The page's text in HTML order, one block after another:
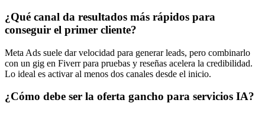
¿Qué canal da resultados más rápidos para
conseguir el primer cliente?
Meta Ads suele dar velocidad para generar leads, pero combinarlo
con un gig en Fiverr para pruebas y reseñas acelera la credibilidad.
Lo ideal es activar al menos dos canales desde el inicio.
¿Cómo debe ser la oferta gancho para servicios IA?